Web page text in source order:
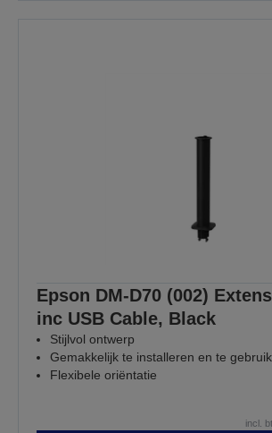
Epson DM-D70 (002)
inc USB Cable, Black
Stijlvol ontwerp
Gemakkelijk te installeren en te
Flexibele oriëntatie
incl.